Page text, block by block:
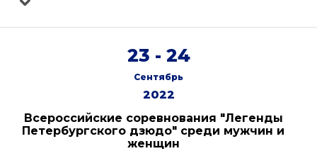
23 - 24
Сентябрь
2022
Всероссийские соревнования "Легенды
Петербургского дзюдо" среди мужчин и
женщин